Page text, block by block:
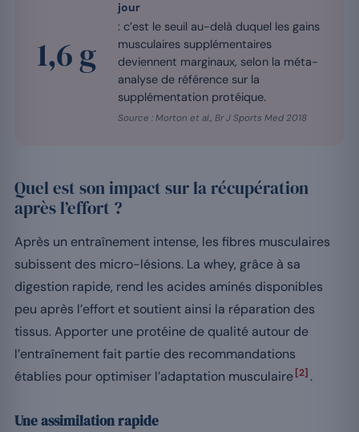
1,6 g
jour
: c’est le seuil au-delà duquel les gains
musculaires supplémentaires
deviennent marginaux, selon la méta-
analyse de référence sur la
supplémentation protéique.
Source : Morton et al., Br J Sports Med 2018
Quel est son impact sur la récupération
après l’effort ?
Après un entraînement intense, les fibres musculaires
subissent des micro-lésions. La whey, grâce à sa
digestion rapide, rend les acides aminés disponibles
peu après l’effort et soutient ainsi la réparation des
tissus. Apporter une protéine de qualité autour de
l’entraînement fait partie des recommandations
établies pour optimiser l’adaptation musculaire[2] .
Une assimilation rapide